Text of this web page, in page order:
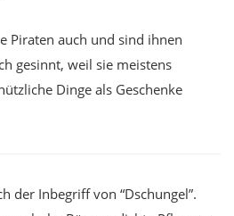
Piraten auch und sind ihnen
gesinnt, weil sie meistens
Dinge als Geschenke
der Inbegriff von “Dschungel”.